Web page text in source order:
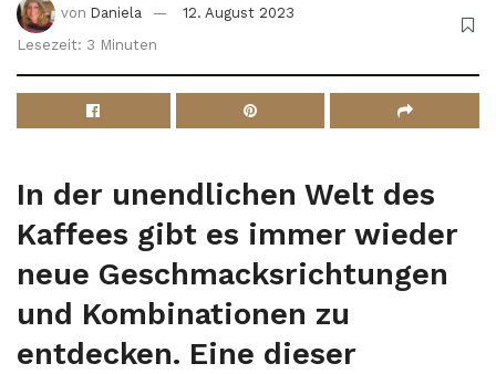
von Daniela
12. August 2023
Lesezeit: 3 Minuten
In der unendlichen Welt des
Kaffees gibt es immer wieder
neue Geschmacksrichtungen
und Kombinationen zu
entdecken. Eine dieser